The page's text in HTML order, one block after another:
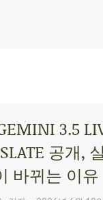
3.5
공개,
바뀌는 이유